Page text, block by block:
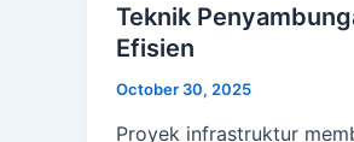
Teknik
Efisien
October 30, 2025
Proyek infrastruktur